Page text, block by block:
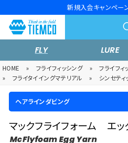
新規入会キャンペー
FLY LURE
HOME » フライフィッシング »
フライフィ
»
フライタイイングマテリアル » シンセティ
ヘアラインダビング
マックフライフォーム エッ
McFlyfoam Egg Yarn